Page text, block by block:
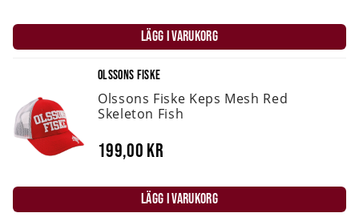
LÄGG I VARUKORG
OLSSONS FISKE
Olssons Fiske Keps Mesh Red
Skeleton Fish
199,00 kr
LÄGG I VARUKORG